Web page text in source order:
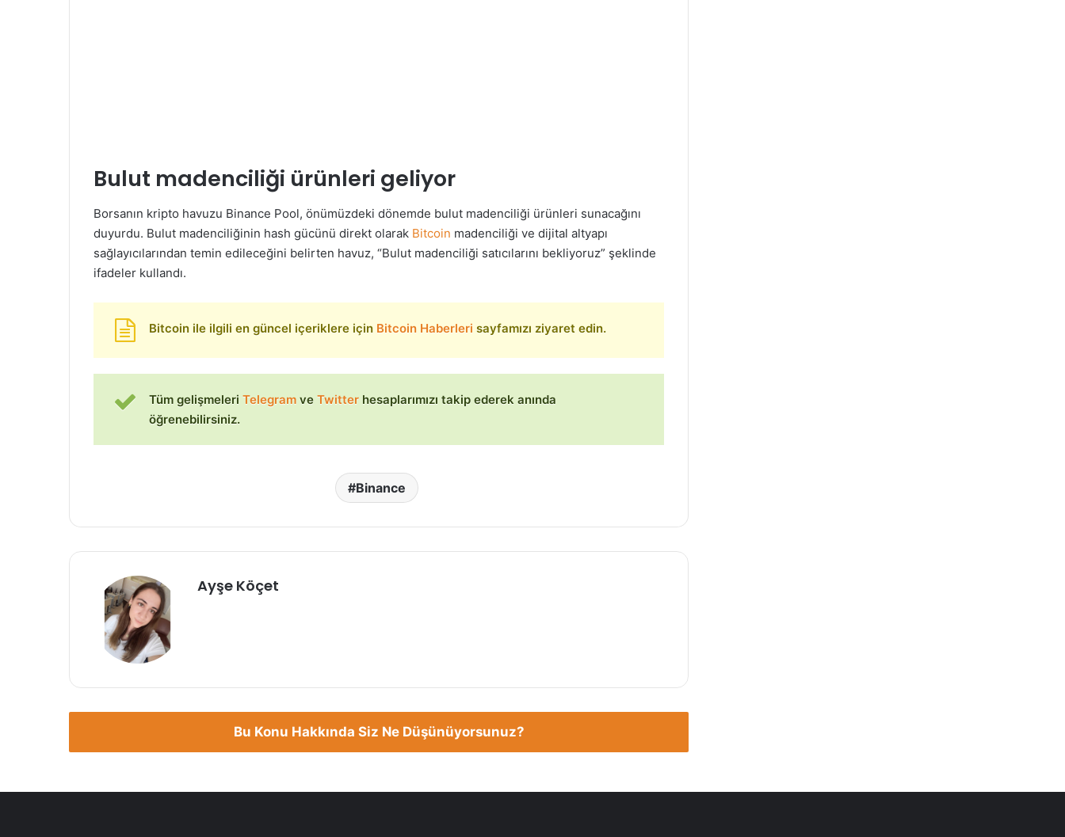
Bulut madenciliği ürünleri geliyor
Borsanın kripto havuzu Binance Pool, önümüzdeki dönemde bulut madenciliği ürünleri sunacağını
duyurdu. Bulut madenciliğinin hash gücünü direkt olarak Bitcoin madenciliği ve dijital altyapı
sağlayıcılarından temin edileceğini belirten havuz, “Bulut madenciliği satıcılarını bekliyoruz” şeklinde
ifadeler kullandı.
Bitcoin ile ilgili en güncel içeriklere için Bitcoin Haberleri sayfamızı ziyaret edin.
Tüm gelişmeleri Telegram ve Twitter hesaplarımızı takip ederek anında
öğrenebilirsiniz.
Binance
Ayşe Köçet
Bu Konu Hakkında Siz Ne Düşünüyorsunuz?